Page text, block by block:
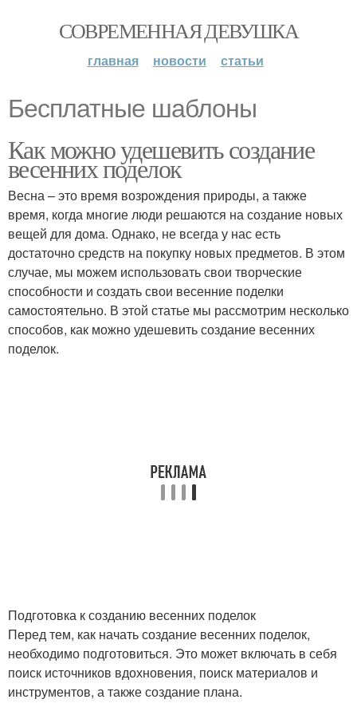
СОВРЕМЕННАЯ ДЕВУШКА
главная новости статьи
Бесплатные шаблоны
Как можно удешевить создание
весенних поделок
Весна – это время возрождения природы, а также
время, когда многие люди решаются на создание новых
вещей для дома. Однако, не всегда у нас есть
достаточно средств на покупку новых предметов. В этом
случае, мы можем использовать свои творческие
способности и создать свои весенние поделки
самостоятельно. В этой статье мы рассмотрим несколько
способов, как можно удешевить создание весенних
поделок.
Подготовка к созданию весенних поделок
Перед тем, как начать создание весенних поделок,
необходимо подготовиться. Это может включать в себя
поиск источников вдохновения, поиск материалов и
инструментов, а также создание плана.